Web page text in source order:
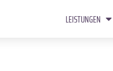
LEISTUNGEN